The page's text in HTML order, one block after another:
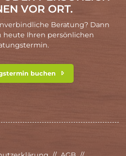
VOR ORT.
Beratung? Dann
heute Ihren persönlichen
buchen